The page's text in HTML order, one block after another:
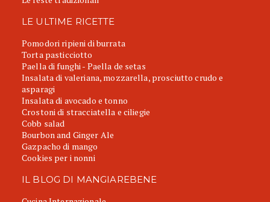
LE ULTIME RICETTE
Pomodori ripieni di burrata
Torta pasticciotto
Paella di funghi - Paella de setas
Insalata di valeriana, mozzarella, prosciutto crudo e
asparagi
Insalata di avocado e tonno
Crostoni di stracciatella e ciliegie
Cobb salad
Bourbon and Ginger Ale
Gazpacho di mango
Cookies per i nonni
IL BLOG DI MANGIAREBENE